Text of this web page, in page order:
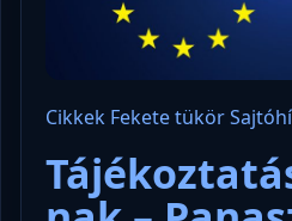
Cikkek Fekete tükör